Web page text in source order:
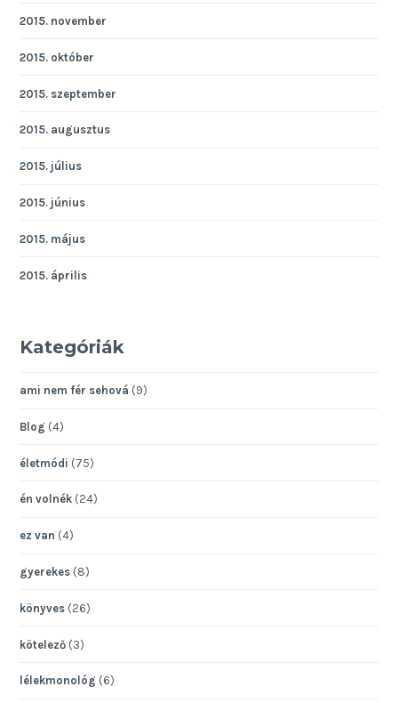
2015. november
2015. október
2015. szeptember
2015. augusztus
2015. július
2015. június
2015. május
2015. április
Kategóriák
ami nem fér sehová (9)
Blog (4)
életmódi (75)
én volnék (24)
ez van (4)
gyerekes (8)
könyves (26)
kötelező (3)
lélekmonológ (6)